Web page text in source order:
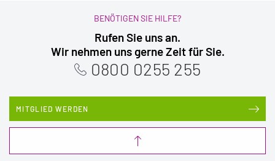
BENÖTIGEN SIE HILFE?
Rufen Sie uns an.
Wir nehmen uns gerne Zeit für Sie.
0800 0255 255
MITGLIED WERDEN